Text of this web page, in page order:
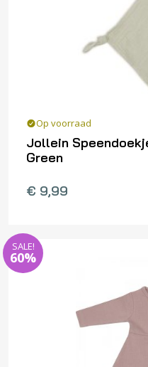
Op voorraad
Jollein
Green
€ 9,99
SALE!
60%